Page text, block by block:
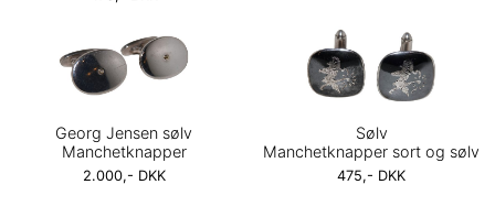
Georg Jensen sølv
Manchetknapper
2.000,- DKK
Sølv
Manchetknapper sort og sølv
475,- DKK